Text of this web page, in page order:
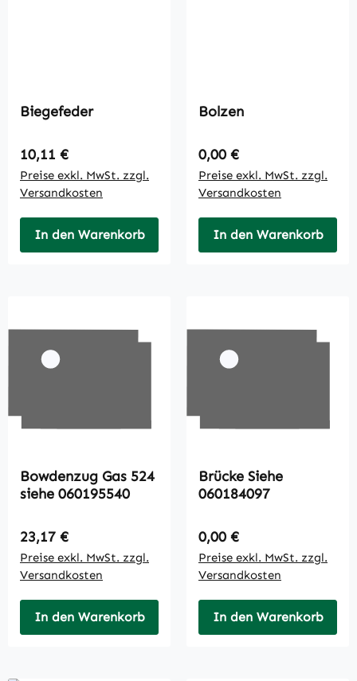
Biegefeder
Regulärer Preis:
10,11 €
Preise exkl. MwSt. zzgl.
Versandkosten
In den Warenkorb
Bolzen
Regulärer Preis:
0,00 €
Preise exkl. MwSt. zzgl.
Versandkosten
In den Warenkorb
Bowdenzug Gas 524
siehe 060195540
Regulärer Preis:
23,17 €
Preise exkl. MwSt. zzgl.
Versandkosten
In den Warenkorb
Brücke Siehe
060184097
Regulärer Preis:
0,00 €
Preise exkl. MwSt. zzgl.
Versandkosten
In den Warenkorb